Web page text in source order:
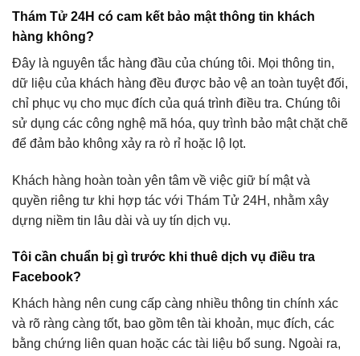
Thám Tử 24H có cam kết bảo mật thông tin khách
hàng không?
Đây là nguyên tắc hàng đầu của chúng tôi. Mọi thông tin,
dữ liệu của khách hàng đều được bảo vệ an toàn tuyệt đối,
chỉ phục vụ cho mục đích của quá trình điều tra. Chúng tôi
sử dụng các công nghệ mã hóa, quy trình bảo mật chặt chẽ
để đảm bảo không xảy ra rò rỉ hoặc lộ lọt.
Khách hàng hoàn toàn yên tâm về việc giữ bí mật và
quyền riêng tư khi hợp tác với Thám Tử 24H, nhằm xây
dựng niềm tin lâu dài và uy tín dịch vụ.
Tôi cần chuẩn bị gì trước khi thuê dịch vụ điều tra
Facebook?
Khách hàng nên cung cấp càng nhiều thông tin chính xác
và rõ ràng càng tốt, bao gồm tên tài khoản, mục đích, các
bằng chứng liên quan hoặc các tài liệu bổ sung. Ngoài ra,